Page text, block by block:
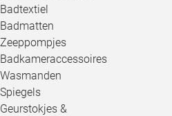
Badtextiel
Badmatten
Zeeppompjes
Badkameraccessoires
Wasmanden
Spiegels
Geurstokjes &